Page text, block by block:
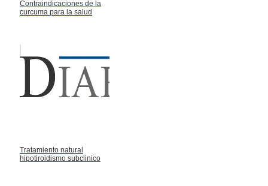
Contraindicaciones de la
curcuma para la salud
Tratamiento natural
hipotiroidismo subclinico